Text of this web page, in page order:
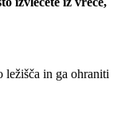
ležišča in ga ohraniti